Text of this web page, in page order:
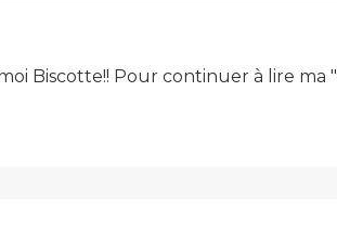
Biscotte!! Pour continuer à lire